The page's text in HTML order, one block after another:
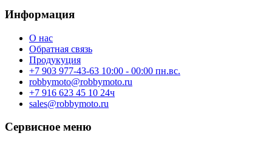
Информация
О нас
Обратная связь
Продукуция
+7 903 977-43-63 10:00 - 00:00 пн.вс.
robbymoto@robbymoto.ru
+7 916 623 45 10 24ч
sales@robbymoto.ru
Сервисное меню